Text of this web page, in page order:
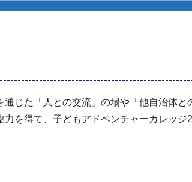
じた「人との交流」の場や「他自治体
を得て、子どもアドベンチャーカレッ